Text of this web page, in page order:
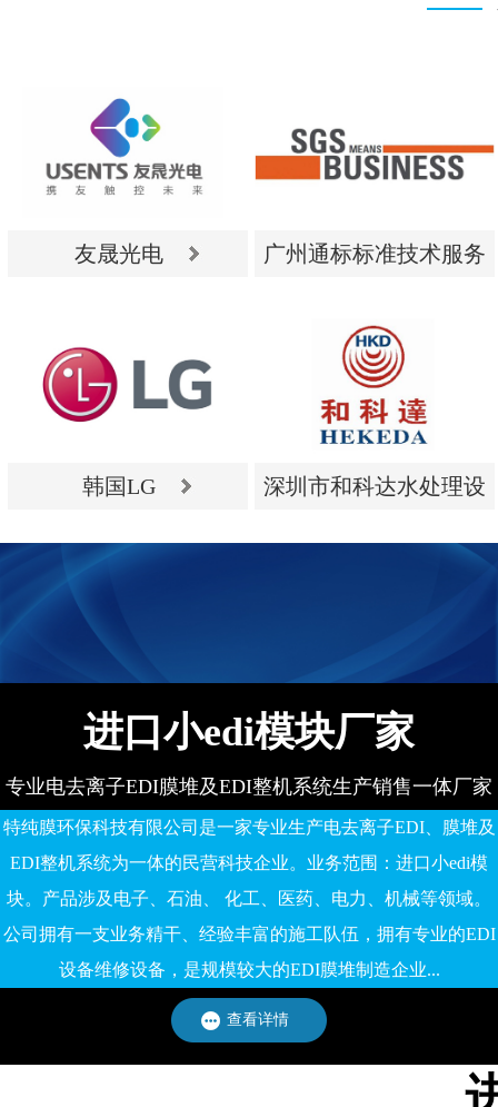
友晟光电
友晟光电
广州通标标准技术服务
广州通标标准技术服务
有限公司
韩国LG
深圳市和科达水处理设
进口小edi模块厂家
专业电去离子EDI膜堆及EDI整机系统生产销售一体厂家
特纯膜环保科技有限公司是一家专业生产电去离子EDI、膜堆及
EDI整机系统为一体的民营科技企业。业务范围：进口小edi模
块。产品涉及电子、石油、 化工、医药、电力、机械等领域。
公司拥有一支业务精干、经验丰富的施工队伍，拥有专业的EDI
设备维修设备，是规模较大的EDI膜堆制造企业...
查看详情